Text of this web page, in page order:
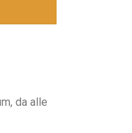
da alle